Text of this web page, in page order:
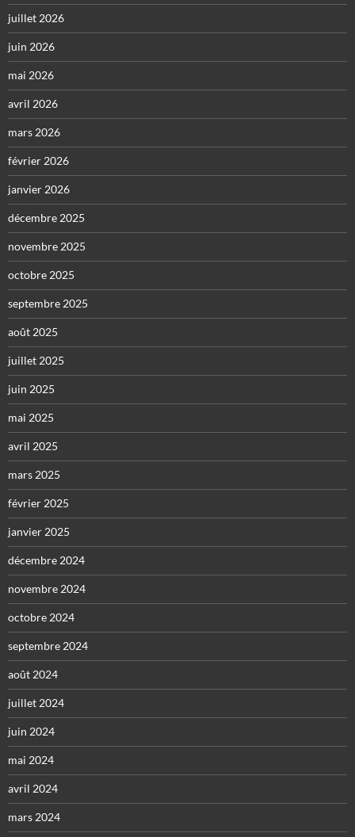
juillet 2026
juin 2026
mai 2026
avril 2026
mars 2026
février 2026
janvier 2026
décembre 2025
novembre 2025
octobre 2025
septembre 2025
août 2025
juillet 2025
juin 2025
mai 2025
avril 2025
mars 2025
février 2025
janvier 2025
décembre 2024
novembre 2024
octobre 2024
septembre 2024
août 2024
juillet 2024
juin 2024
mai 2024
avril 2024
mars 2024